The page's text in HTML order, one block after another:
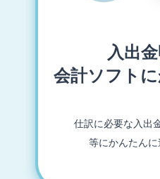
入出
会計ソフト
仕訳に必要な入出
等にかんたん